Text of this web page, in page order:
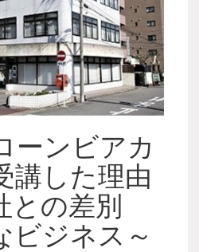
い合わせ
ーンビアカ
講した理由
との差別
ビジネス～